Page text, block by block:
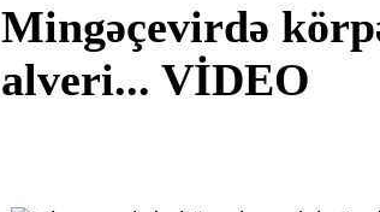
Mingəçevirdə
alveri... VİDEO